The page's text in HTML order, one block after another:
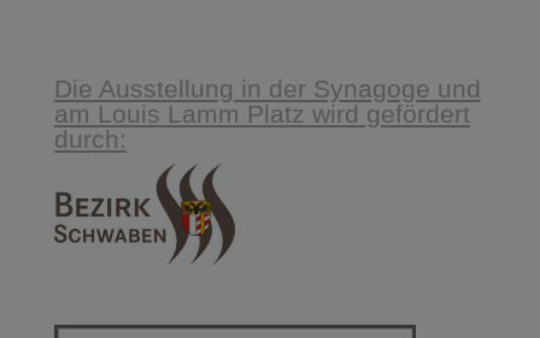
Die Ausstellung in der Synagoge und
am Louis Lamm Platz wird gefördert
durch: